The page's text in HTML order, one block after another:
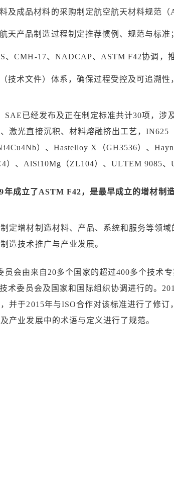
及成品材料的采购制定航空航天材料规范（
天产品制造过程制定推荐惯例、规范与标准
、CMH-17、NADCAP、ASTM F42协调，
技术文件）体系，确保过程受控及可追溯性
已经发布及正在制定标准共计30项，涉
激光直接沉积、材料熔融挤出工艺，IN625
）、Hastelloy X（GH3536）、
）、AlSi10Mg（ZL104）、ULTEM 9085、
年成立了ASTM F42，是最早成立的增材制
定增材制造材料、产品、系统和服务等领
造技术推广与产业发展。
会由来自20多个国家的超过400多个技术
术委员会及国家和国际组织协调进行的。
并于2015年与ISO合作对该标准进行了修
产业发展中的术语与定义进行了规范。